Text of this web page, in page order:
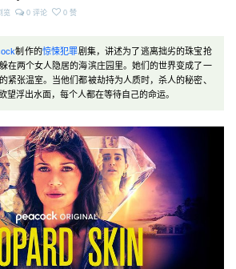
览 0 评论 0 赞
制作的惊悚犯罪剧集，讲述为了逃离拙劣的珠宝抢
在两个女人隐居的海滨庄园里。她们的世界变成了一
紧张温室。当他们都被劫持为人质时，杀人的秘密、
望浮出水面，每个人都在等待自己的命运。